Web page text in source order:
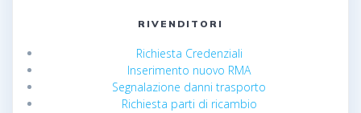
RIVENDITORI
Richiesta Credenziali
Inserimento nuovo RMA
Segnalazione danni trasporto
Richiesta parti di ricambio